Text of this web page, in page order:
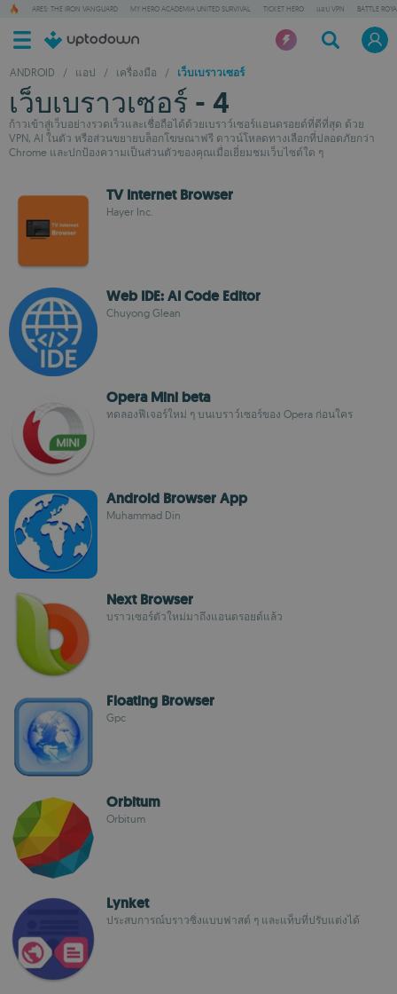
ARES: THE IRON VANGUARD MY HERO ACADEMIA UNITED SURVIVAL TICKET HERO แอป VPN BATTLE
ANDROID / แอป / เครื่องมือ / เว็บเบราวเซอร์
เว็บเบราวเซอร์ - 4
ก้าวเข้าสู่เว็บอย่างรวดเร็วและเชื่อถือได้ด้วยเบราว์เซอร์แอนดรอยด์ที่ดีที่สุด ด้วย
VPN, AI ในตัว หรือส่วนขยายบล็อกโฆษณาฟรี ดาวน์โหลดทางเลือกที่ปลอดภัยกว่า
Chrome และปกป้องความเป็นส่วนตัวของคุณเมื่อเยี่ยมชมเว็บไซต์ใด ๆ
TV Internet Browser
Hayer Inc.
Web IDE: AI Code Editor
Chuyong Glean
Opera Mini beta
ทดลองฟีเจอร์ใหม่ ๆ บนเบราว์เซอร์ของ Opera ก่อนใคร
Android Browser App
Muhammad Din
Next Browser
บราวเซอร์ตัวใหม่มาถึงแอนดรอยด์แล้ว
Floating Browser
Gpc
Orbitum
Orbitum
Lynket
ประสบการณ์บราวซิ่งแบบฟาสต์ ๆ และแท็บที่ปรับแต่งได้